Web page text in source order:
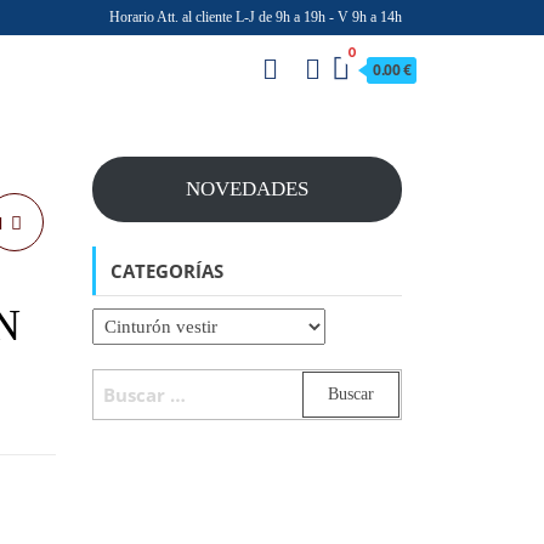
Horario Att. al cliente L-J de 9h a 19h - V 9h a 14h
0
0.00 €
NOVEDADES
CATEGORÍAS